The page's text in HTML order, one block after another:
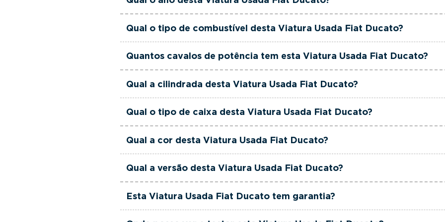
às suas necessidades e ao seu orçamento.
Qual o tipo de combustível desta Viatura Usada Fiat Ducato?
Quantos cavalos de potência tem esta Viatura Usada Fiat Ducato?
Qual a cilindrada desta Viatura Usada Fiat Ducato?
Qual o tipo de caixa desta Viatura Usada Fiat Ducato?
Qual a cor desta Viatura Usada Fiat Ducato?
Qual a versão desta Viatura Usada Fiat Ducato?
Esta Viatura Usada Fiat Ducato tem garantia?